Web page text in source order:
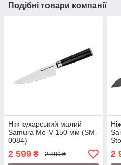
Подібні товари компанії
Ніж кухарський малий
Samura Mo-V 150 мм (SM-
0084)
2 599 ₴ 2 889 ₴ 2